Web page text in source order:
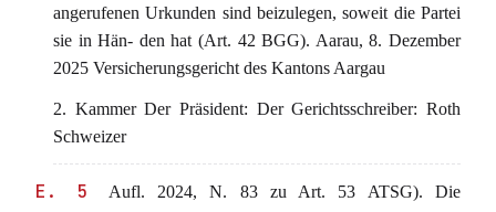
angerufenen Urkunden sind beizulegen, soweit die Partei
sie in Hän- den hat (Art. 42 BGG). Aarau, 8. Dezember
2025 Versicherungsgericht des Kantons Aargau
2. Kammer Der Präsident: Der Gerichtsschreiber: Roth
Schweizer
E. 5
Aufl. 2024, N. 83 zu Art. 53 ATSG). Die